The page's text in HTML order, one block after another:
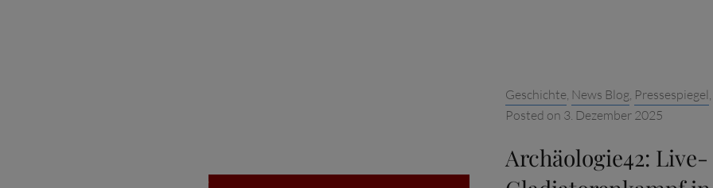
DER
LMU:
LIVE-
Categories:
Geschichte, News Blog, Pressespiegel,
Posted on 3. Dezember 2025
Archäologie42: Live-